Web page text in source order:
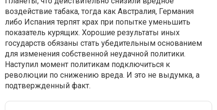
воздействие табака, тогда как Австралия, Германия
либо Испания терпят крах при попытке уменьшить
показатель курящих. Хорошие результаты иных
государств обязаны стать убедительным основанием
для изменения собственной неудачной политики.
Наступил момент политикам подключиться к
революции по снижению вреда. И это не выдумка, а
подтвержденный факт.